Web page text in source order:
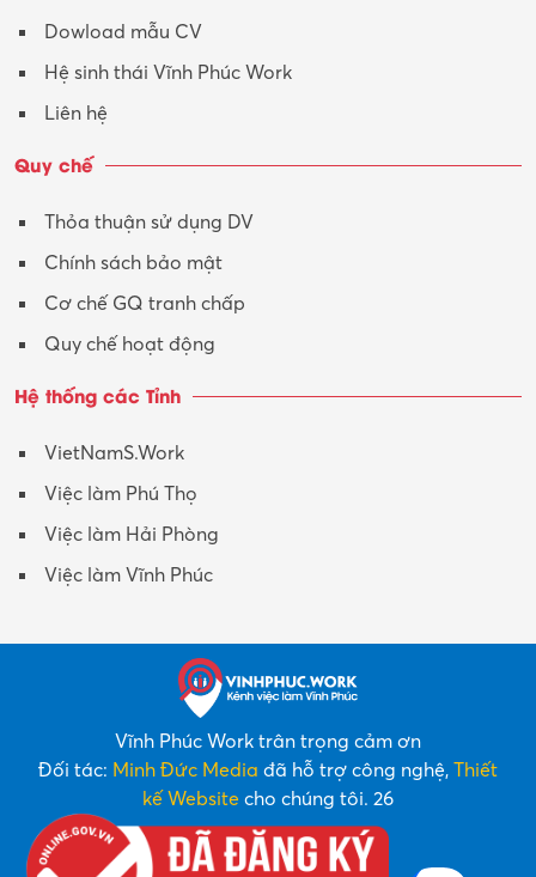
Dowload mẫu CV
Hệ sinh thái Vĩnh Phúc Work
Liên hệ
Quy chế
Thỏa thuận sử dụng DV
Chính sách bảo mật
Cơ chế GQ tranh chấp
Quy chế hoạt động
Hệ thống các Tỉnh
VietNamS.Work
Việc làm Phú Thọ
Việc làm Hải Phòng
Việc làm Vĩnh Phúc
Vĩnh Phúc Work trân trọng cảm ơn
Đối tác: Minh Đức Media đã hỗ trợ công nghệ, Thiết
kế Website cho chúng tôi. 26